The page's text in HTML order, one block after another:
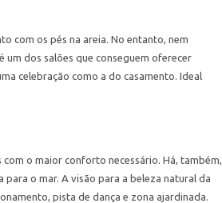
com os pés na areia. No entanto, nem
um dos salões que conseguem oferecer
celebração como a do casamento. Ideal
o maior conforto necessário. Há, também,
o mar. A visão para a beleza natural da
pista de dança e zona ajardinada.